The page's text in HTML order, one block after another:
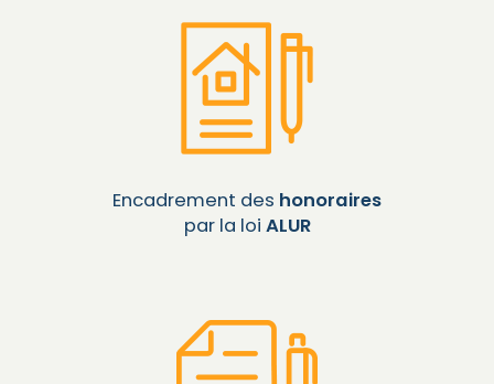
Encadrement des honoraires
par la loi ALUR